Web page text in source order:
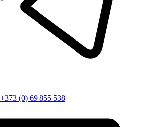
+373 (0) 69 855 538